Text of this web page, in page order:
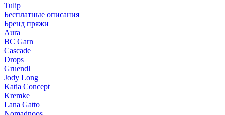
Tulip
Бесплатные описания
Бренд пряжи
Aura
BC Garn
Cascade
Drops
Gruendl
Jody Long
Katia Concept
Kremke
Lana Gatto